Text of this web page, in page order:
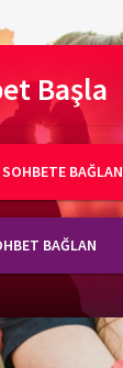
Başla
BAĞLAN
BAĞLAN